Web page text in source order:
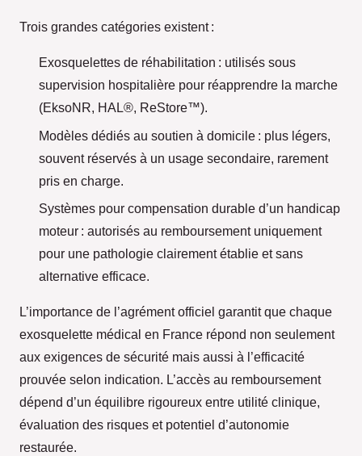
Trois grandes catégories existent :
Exosquelettes de réhabilitation : utilisés sous
supervision hospitalière pour réapprendre la marche
(EksoNR, HAL®, ReStore™).
Modèles dédiés au soutien à domicile : plus légers,
souvent réservés à un usage secondaire, rarement
pris en charge.
Systèmes pour compensation durable d’un handicap
moteur : autorisés au remboursement uniquement
pour une pathologie clairement établie et sans
alternative efficace.
L’importance de l’agrément officiel garantit que chaque
exosquelette médical en France répond non seulement
aux exigences de sécurité mais aussi à l’efficacité
prouvée selon indication. L’accès au remboursement
dépend d’un équilibre rigoureux entre utilité clinique,
évaluation des risques et potentiel d’autonomie
restaurée.